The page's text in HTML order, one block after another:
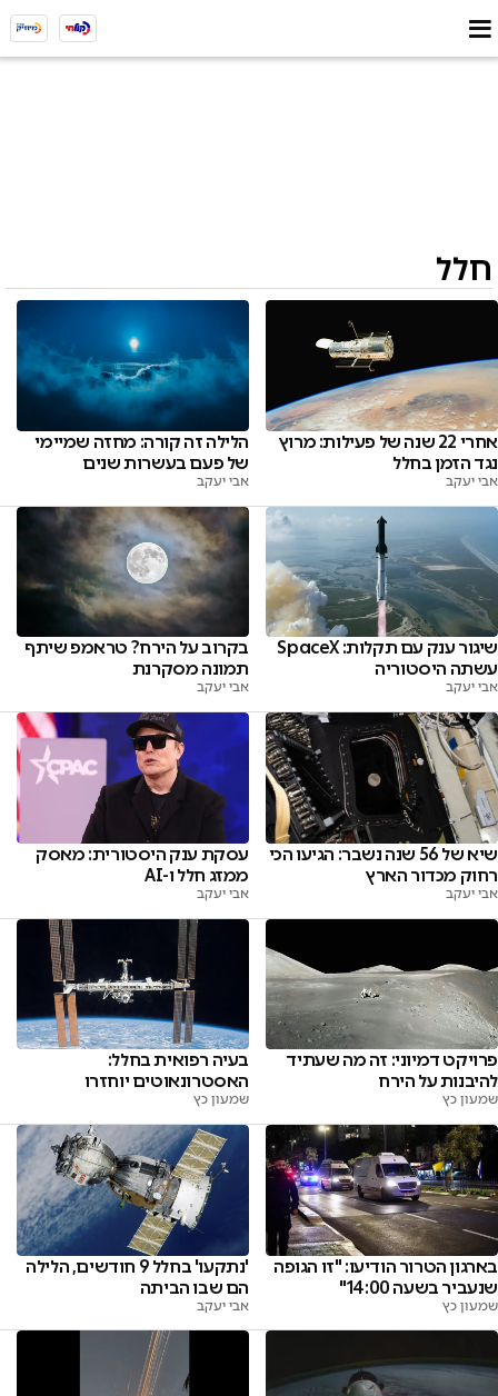
חלל
אחרי 22 שנה של פעילות: מרוץ
נגד הזמן בחלל
אבי יעקב
הלילה זה קורה: מחזה שמיימי
של פעם בעשרות שנים
אבי יעקב
שיגור ענק עם תקלות: SpaceX
עשתה היסטוריה
אבי יעקב
בקרוב על הירח? טראמפ שיתף
תמונה מסקרנת
אבי יעקב
שיא של 56 שנה נשבר: הגיעו הכי
רחוק מכדור הארץ
אבי יעקב
עסקת ענק היסטורית: מאסק
ממזג חלל ו-AI
אבי יעקב
פרויקט דמיוני: זה מה שעתיד
להיבנות על הירח
שמעון כץ
בעיה רפואית בחלל:
האסטרונאוטים יוחזרו
שמעון כץ
בארגון הטרור הודיעו: "זו הגופה
שנעביר בשעה 14:00"
שמעון כץ
'נתקעו' בחלל 9 חודשים, הלילה
הם שבו הביתה
אבי יעקב